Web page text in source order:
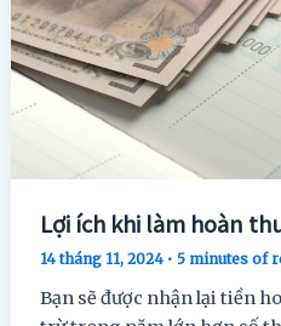
Lợi ích khi làm hoàn
14 tháng 11, 2024 •5 minutes of
Bạn sẽ được nhận lại tiền